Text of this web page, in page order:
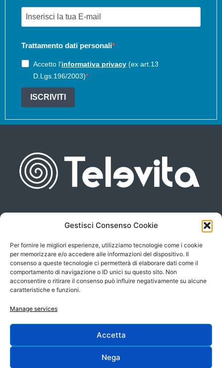
Gestisci Consenso Cookie
Per fornire le migliori esperienze, utilizziamo tecnologie come i cookie
per memorizzare e/o accedere alle informazioni del dispositivo. Il
consenso a queste tecnologie ci permetterà di elaborare dati come il
comportamento di navigazione o ID unici su questo sito. Non
acconsentire o ritirare il consenso può influire negativamente su alcune
caratteristiche e funzioni.
Manage services
Accetta
Nega
Trattamento dati personali
Accetto l'informativa privacy (ex art.13
D.Lgs.196/2003)
ISCRIVITI
Piazza san Giovanni, 6
P.Iva 00566630323
info@televita.it
Progetto e sviluppo: